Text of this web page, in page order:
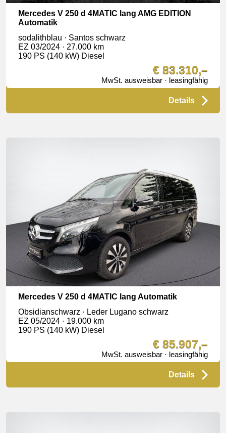
Mercedes V 250 d 4MATIC lang AMG EDITION
Automatik
sodalithblau · Santos schwarz
EZ 03/2024 · 27.000 km
190 PS (140 kW) Diesel
€ 83.310,–
MwSt. ausweisbar · leasingfähig
Details
Mercedes V 250 d 4MATIC lang Automatik
Obsidianschwarz · Leder Lugano schwarz
EZ 05/2024 · 19.000 km
190 PS (140 kW) Diesel
€ 85.907,–
MwSt. ausweisbar · leasingfähig
Details